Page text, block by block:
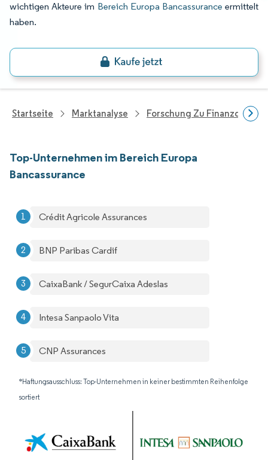
wichtigen Akteure im Bereich Europa Bancassurance ermittelt
haben.
Startseite Marktanalyse Forschung Zu
Top-Unternehmen im Bereich Europa
Bancassurance
Crédit Agricole Assurances
BNP Paribas Cardif
CaixaBank / SegurCaixa Adeslas
Intesa Sanpaolo Vita
CNP Assurances
*Haftungsausschluss: Top-Unternehmen in keiner bestimmten Reihenfolge
sortiert